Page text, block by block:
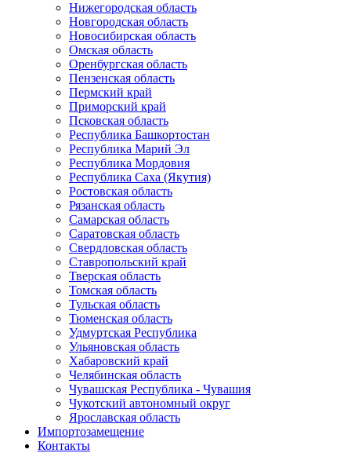
Нижегородская область
Новгородская область
Новосибирская область
Омская область
Оренбургская область
Пензенская область
Пермский край
Приморский край
Псковская область
Республика Башкортостан
Республика Марий Эл
Республика Мордовия
Республика Саха (Якутия)
Ростовская область
Рязанская область
Самарская область
Саратовская область
Свердловская область
Ставропольский край
Тверская область
Томская область
Тульская область
Тюменская область
Удмуртская Республика
Ульяновская область
Хабаровский край
Челябинская область
Чувашская Республика - Чувашия
Чукотский автономный округ
Ярославская область
Импортозамещение
Контакты